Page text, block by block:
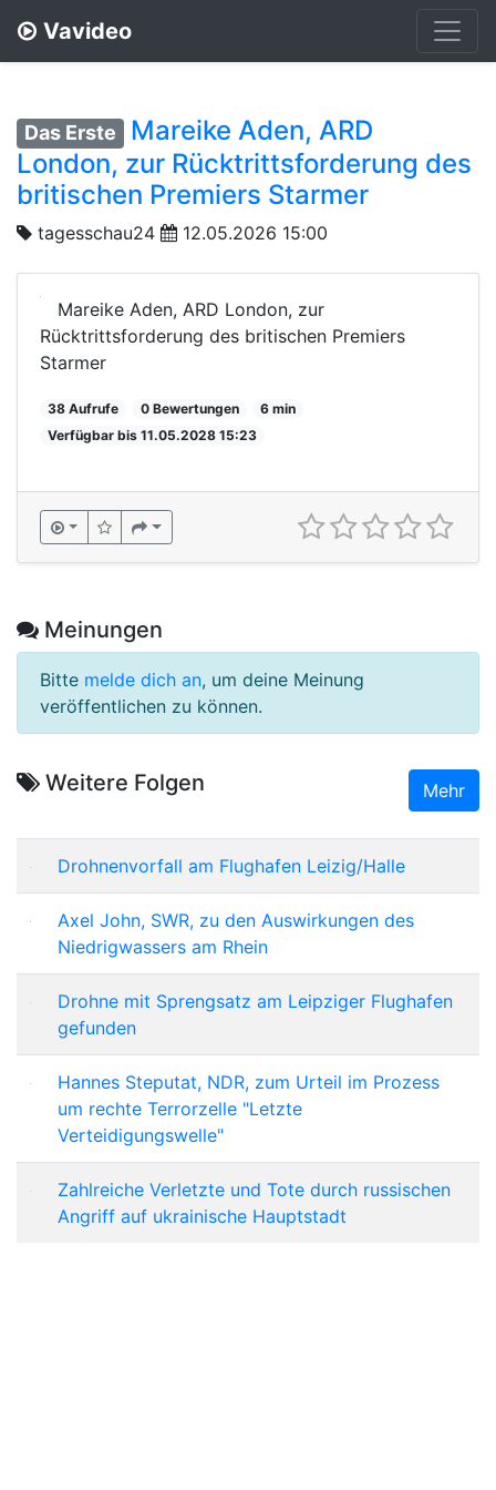
Vavideo
Das Erste
Mareike Aden, ARD
London, zur Rücktrittsforderung des
britischen Premiers Starmer
tagesschau24 12.05.2026 15:00
Mareike Aden, ARD London, zur
Rücktrittsforderung des britischen Premiers
Starmer
38 Aufrufe 0 Bewertungen
6 min
Verfügbar bis 11.05.2028 15:23
Meinungen
Bitte melde dich an, um deine Meinung
veröffentlichen zu können.
Weitere Folgen Mehr
Drohnenvorfall am Flughafen Leizig/Halle
Axel John, SWR, zu den Auswirkungen des
Niedrigwassers am Rhein
Drohne mit Sprengsatz am Leipziger Flughafen
gefunden
Hannes Steputat, NDR, zum Urteil im Prozess
um rechte Terrorzelle "Letzte
Verteidigungswelle"
Zahlreiche Verletzte und Tote durch russischen
Angriff auf ukrainische Hauptstadt